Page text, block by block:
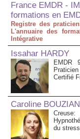
France EMDR -
formations en
Registre des
L'annuaire des
Intégrative
Issahar HARDY
EMDR
Certifié
Caroline
du